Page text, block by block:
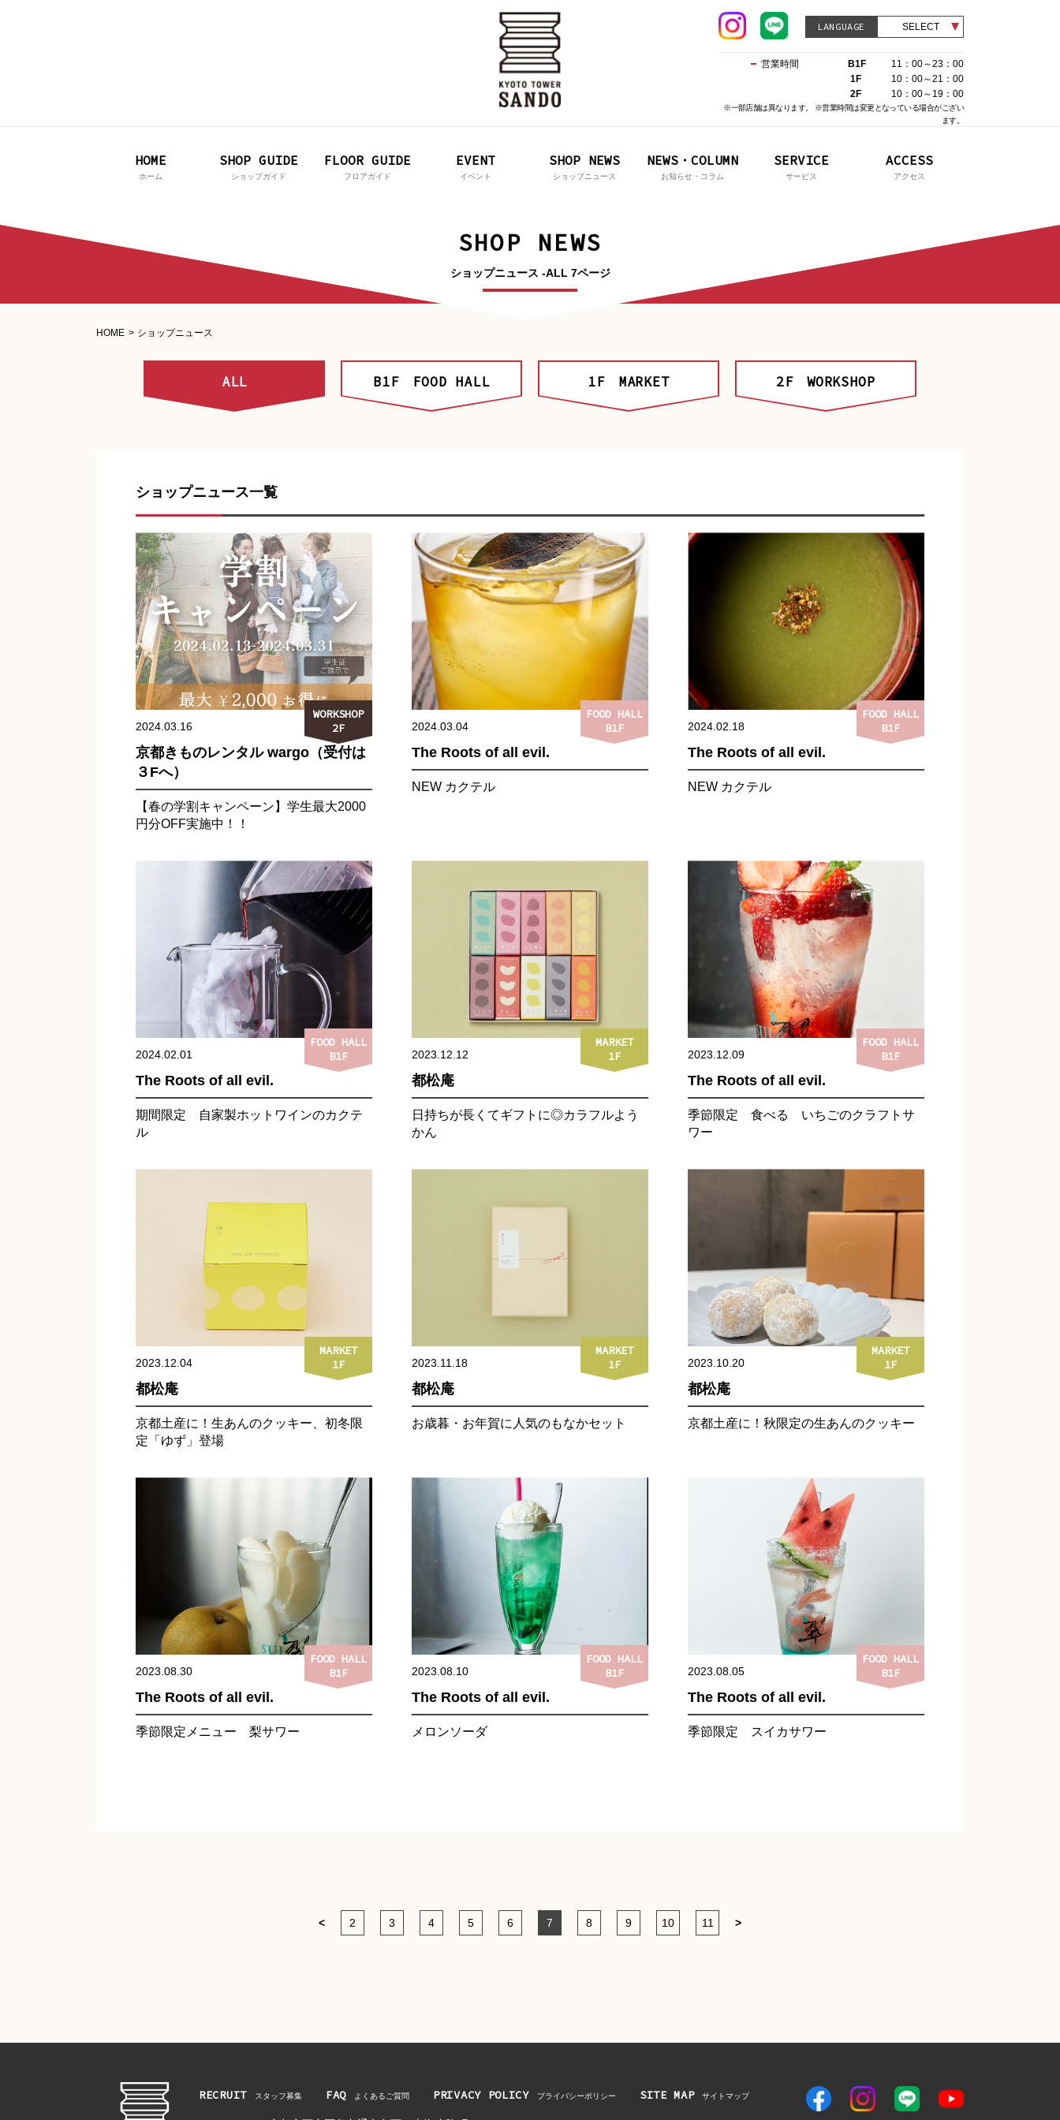
LANGUAGE SELECT
営業時間 B1F
11：00～23：00
1F
10：00～21：00
2F
10：00～19：00
※一部店舗は異なります。 ※営業時間は変更となっている場合がござい
ます。
HOME
ホーム
SHOP GUIDE
ショップガイド
FLOOR GUIDE
フロアガイド
EVENT
イベント
SHOP NEWS
ショップニュース
NEWS・COLUMN
お知らせ・コラム
SERVICE
サービス
ACCESS
アクセス
SHOP NEWS
ショップニュース -ALL 7ページ
HOME ショップニュース
ALL B1F FOOD HALL 1F MARKET 2F WORKSHOP
ショップニュース一覧
WORKSHOP
2F
2024.03.16
京都きものレンタル wargo（受付は
３Fへ）
【春の学割キャンペーン】学生最大2000
円分OFF実施中！！
FOOD HALL
B1F
2024.03.04
The Roots of all evil.
NEW カクテル
FOOD HALL
B1F
2024.02.18
The Roots of all evil.
NEW カクテル
FOOD HALL
B1F
2024.02.01
The Roots of all evil.
期間限定 自家製ホットワインのカクテ
ル
MARKET
1F
2023.12.12
都松庵
日持ちが長くてギフトに◎カラフルよう
かん
FOOD HALL
B1F
2023.12.09
The Roots of all evil.
季節限定 食べる いちごのクラフトサ
ワー
MARKET
1F
2023.12.04
都松庵
京都土産に！生あんのクッキー、初冬限
定「ゆず」登場
MARKET
1F
2023.11.18
都松庵
お歳暮・お年賀に人気のもなかセット
MARKET
1F
2023.10.20
都松庵
京都土産に！秋限定の生あんのクッキー
FOOD HALL
B1F
2023.08.30
The Roots of all evil.
季節限定メニュー 梨サワー
FOOD HALL
B1F
2023.08.10
The Roots of all evil.
メロンソーダ
FOOD HALL
B1F
2023.08.05
The Roots of all evil.
季節限定 スイカサワー
< 2 3 4 5 6 7 8 9 10 11 >
RECRUIT スタッフ募集 FAQ よくあるご質問 PRIVACY POLICY プライバシーポリシー SITE MAP サイトマップ